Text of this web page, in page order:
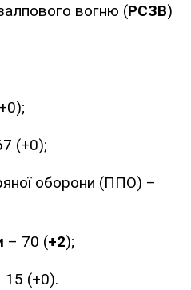
вогню (РСЗВ)
(+0);
оборони (ППО) –
– 70 (+2);
15 (+0).